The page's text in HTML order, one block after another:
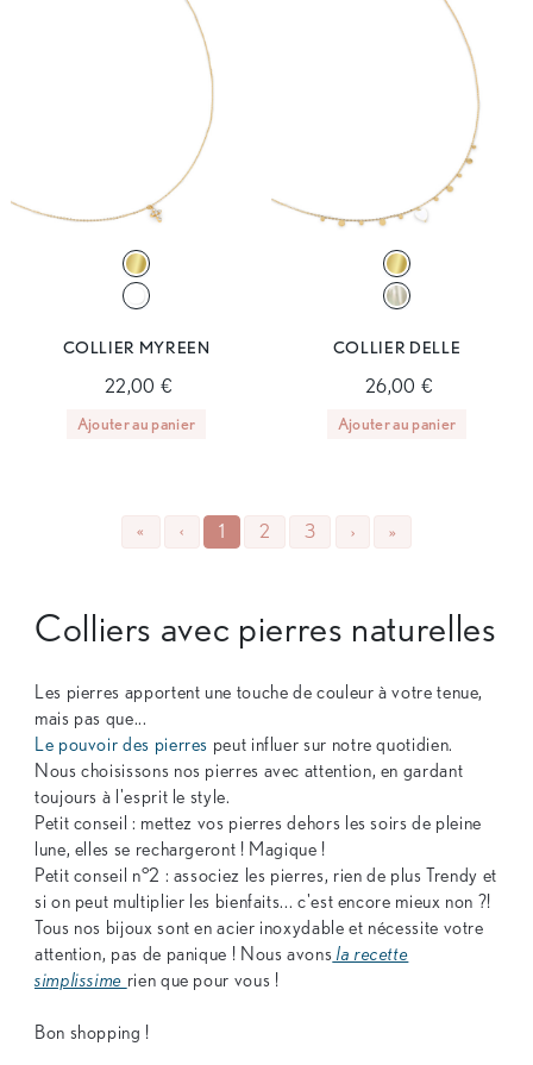
COLLIER MYREEN
22,00 €
Ajouter au panier
COLLIER DELLE
26,00 €
Ajouter au panier
« ‹ 1 2 3 › »
Colliers avec pierres naturelles
Les pierres apportent une touche de couleur à votre tenue,
mais pas que...
Le pouvoir des pierres peut influer sur notre quotidien.
Nous choisissons nos pierres avec attention, en gardant
toujours à l'esprit le style.
Petit conseil : mettez vos pierres dehors les soirs de pleine
lune, elles se rechargeront ! Magique !
Petit conseil n°2 : associez les pierres, rien de plus Trendy et
si on peut multiplier les bienfaits... c'est encore mieux non ?!
Tous nos bijoux sont en acier inoxydable et nécessite votre
attention, pas de panique ! Nous avons la recette
simplissime rien que pour vous !
Bon shopping !